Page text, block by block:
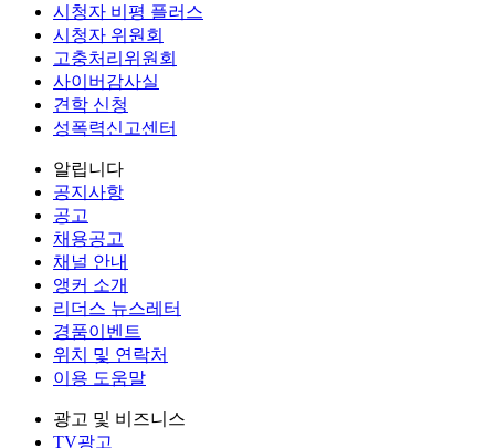
시청자 비평 플러스
시청자 위원회
고충처리위원회
사이버감사실
견학 신청
성폭력신고센터
알립니다
공지사항
공고
채용공고
채널 안내
앵커 소개
리더스 뉴스레터
경품이벤트
위치 및 연락처
이용 도움말
광고 및 비즈니스
TV광고